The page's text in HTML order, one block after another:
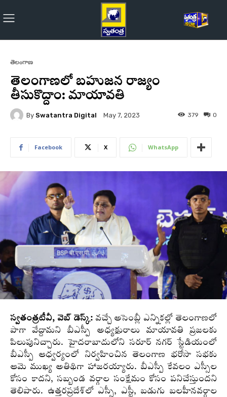
తెలంగాణ
తెలంగాణలో బహుజన రాజ్యం
తీసుకొద్దాం: మాయావతి
By Swatantra Digital May 7, 2023 0
379
Facebook X WhatsApp
స్వతంత్రటీవీ, వెబ్ డెస్క్:వచ్చే అసెంబ్లీ ఎన్నికల్లో తెలంగాణలో
పాగా వేద్దామని బీఎస్పీ అధ్యక్షురాలు మాయావతి ప్రజలకు
పిలుపునిచ్చారు. హైదరాబాదులోని సరూర్ నగర్ స్టేడియంలో
బీఎస్పీ ఆధ్వర్యంలో నిర్వహించిన తెలంగాణ భరోసా సభకు
ఆమె ముఖ్య అతిథిగా హాజరయ్యారు. బీఎస్పీ కేవలం ఎస్సీల
కోసం కాదని, సబ్బండ వర్గాల సంక్షేమం కోసం పనిచేస్తుందని
తెలిపారు. ఉత్తరప్రదేశ్‌లో ఎస్సీ, ఎస్టీ, బడుగు బలహీనవర్గాల